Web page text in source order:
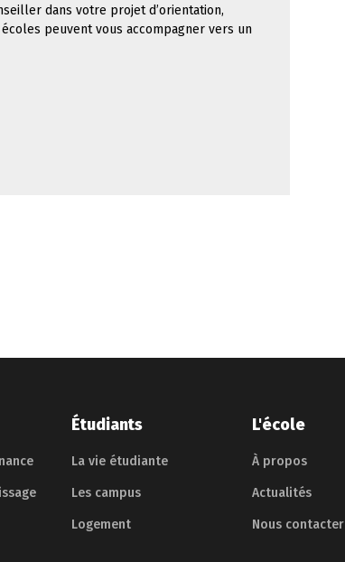
dans votre projet d’orientation,
peuvent vous accompagner vers un
Étudiants
La vie étudiante
Les campus
Logement
L'école
À propos
Actualités
Nous contacter